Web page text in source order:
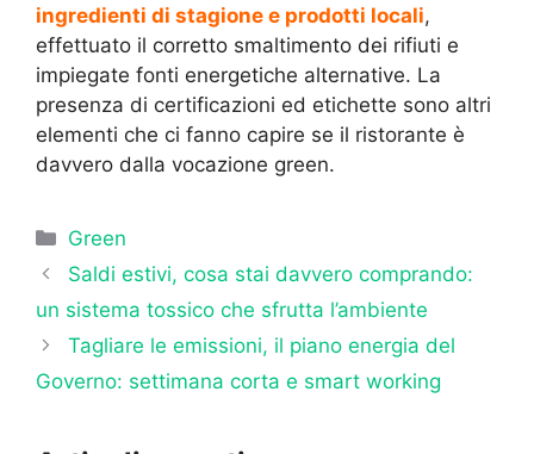
ingredienti di stagione e prodotti locali,
effettuato il corretto smaltimento dei rifiuti e
impiegate fonti energetiche alternative. La
presenza di certificazioni ed etichette sono altri
elementi che ci fanno capire se il ristorante è
davvero dalla vocazione green.
Categorie
Green
Saldi estivi, cosa stai davvero comprando:
un sistema tossico che sfrutta l’ambiente
Tagliare le emissioni, il piano energia del
Governo: settimana corta e smart working